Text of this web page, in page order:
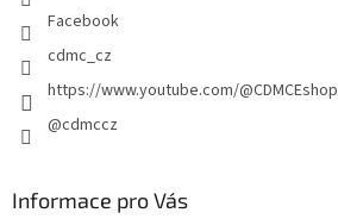
Facebook
cdmc_cz
https://www.youtube.com/@CDMCEshop
@cdmccz
Informace pro Vás